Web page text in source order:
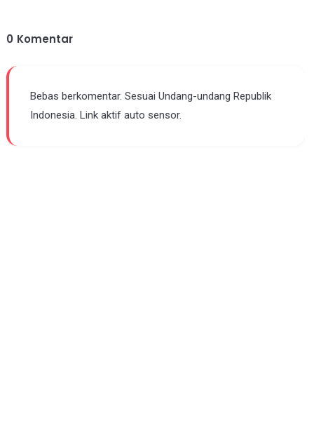
0 Komentar
Bebas berkomentar. Sesuai Undang-undang Republik
Indonesia. Link aktif auto sensor.